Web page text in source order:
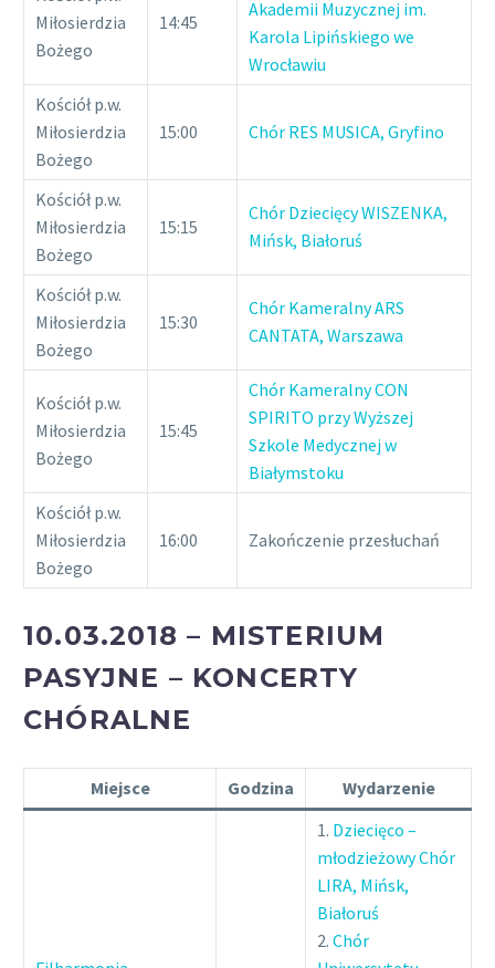
Miłosierdzia
Bożego
14:45
Akademii Muzycznej im.
Karola Lipińskiego we
Wrocławiu
Kościół p.w.
Miłosierdzia
Bożego
15:00 Chór RES MUSICA, Gryfino
Kościół p.w.
Miłosierdzia
Bożego
15:15
Chór Dziecięcy WISZENKA,
Mińsk, Białoruś
Kościół p.w.
Miłosierdzia
Bożego
15:30
Chór Kameralny ARS
CANTATA, Warszawa
Kościół p.w.
Miłosierdzia
Bożego
15:45
Chór Kameralny CON
SPIRITO przy Wyższej
Szkole Medycznej w
Białymstoku
Kościół p.w.
Miłosierdzia
Bożego
16:00 Zakończenie przesłuchań
10.03.2018 – MISTERIUM
PASYJNE – KONCERTY
CHÓRALNE
Miejsce Godzina Wydarzenie
1. Dziecięco –
młodzieżowy Chór
LIRA, Mińsk,
Białoruś
2. Chór